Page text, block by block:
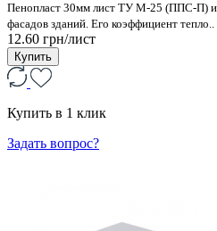
Пенопласт 30мм лист ТУ М-25 (ППС-П)
фасадов зданий. Его коэффициент тепло..
12.60 грн/лист
Купить
Купить в 1 клик
Задать вопрос?